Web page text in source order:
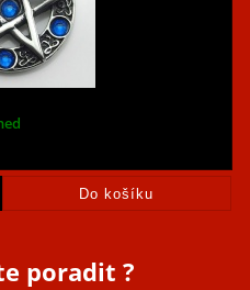
poradit ?